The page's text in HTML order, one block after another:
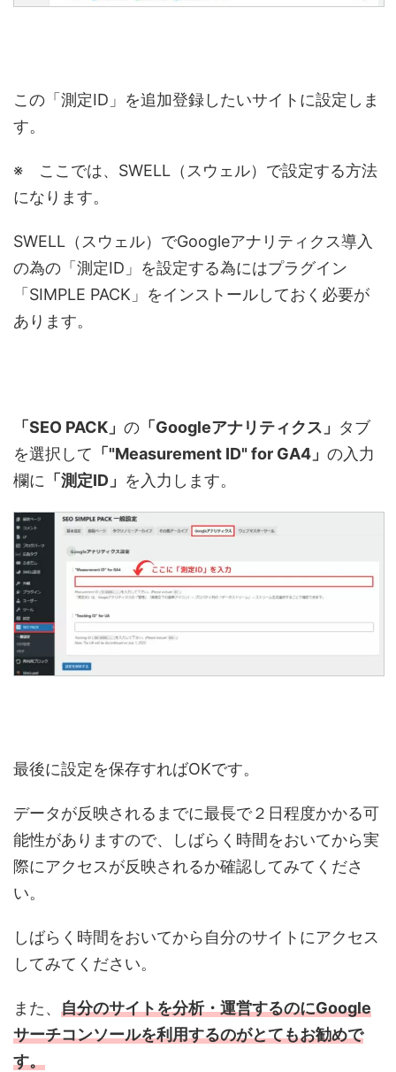
この「測定ID」を追加登録したいサイトに設定しま
す。
※ ここでは、SWELL（スウェル）で設定する方法
になります。
SWELL（スウェル）でGoogleアナリティクス導入
の為の「測定ID」を設定する為にはプラグイン
「SIMPLE PACK」をインストールしておく必要が
あります。
「SEO PACK」 の 「Googleアナリティクス」 タブ
を選択して 「"Measurement ID" for GA4」 の入力
欄に 「測定ID」 を入力します。
最後に設定を保存すればOKです。
データが反映されるまでに最長で２日程度かかる可
能性がありますので、しばらく時間をおいてから実
際にアクセスが反映されるか確認してみてくださ
い。
しばらく時間をおいてから自分のサイトにアクセス
してみてください。
また、 自分のサイトを分析・運営するのにGoogle
サーチコンソールを利用するのがとてもお勧めで
す。